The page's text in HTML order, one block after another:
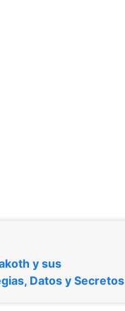
y sus
Datos y Secretos